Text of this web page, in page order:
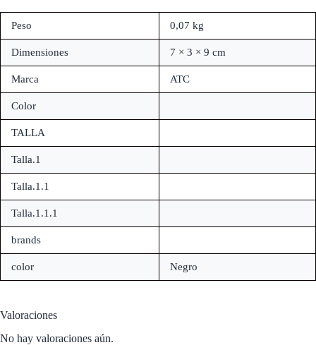
Peso 0,07 kg
Dimensiones 7 × 3 × 9 cm
Marca ATC
Color
TALLA
Talla.1
Talla.1.1
Talla.1.1.1
brands
color Negro
Valoraciones
No hay valoraciones aún.